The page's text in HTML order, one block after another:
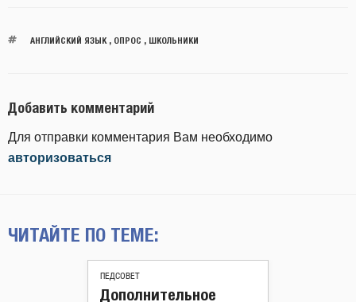
АНГЛИЙСКИЙ ЯЗЫК, ОПРОС , ШКОЛЬНИКИ
Добавить комментарий
Для отправки комментария Вам необходимо
авторизоваться
ЧИТАЙТЕ ПО ТЕМЕ:
ПЕДСОВЕТ
Дополнительное